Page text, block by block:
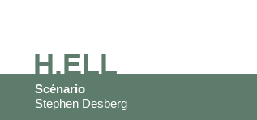
Scénario
Stephen Desberg
H.ELL